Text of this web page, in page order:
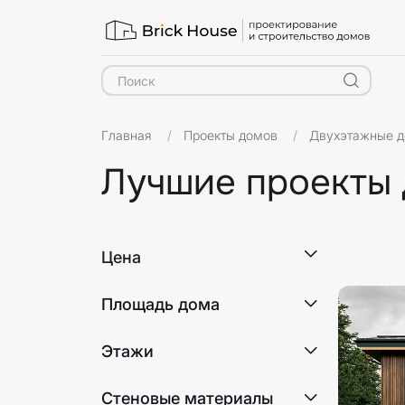
Главная Проекты домов Двухэтажные
Лучшие проекты
Цена
Площадь дома
Этажи
Стеновые материалы